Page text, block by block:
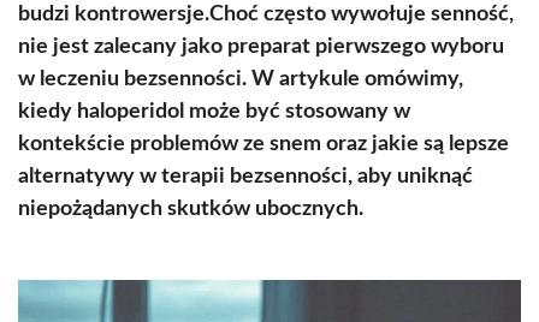
budzi kontrowersje.Choć często wywołuje senność,
nie jest zalecany jako preparat pierwszego wyboru
w leczeniu bezsenności. W artykule omówimy,
kiedy haloperidol może być stosowany w
kontekście problemów ze snem oraz jakie są lepsze
alternatywy w terapii bezsenności, aby uniknąć
niepożądanych skutków ubocznych.